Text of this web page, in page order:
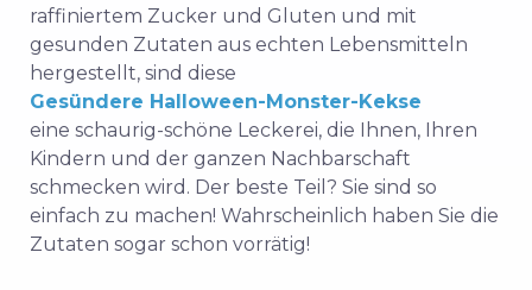
raffiniertem Zucker und Gluten und mit
gesunden Zutaten aus echten Lebensmitteln
hergestellt, sind diese
Gesündere Halloween-Monster-Kekse
eine schaurig-schöne Leckerei, die Ihnen, Ihren
Kindern und der ganzen Nachbarschaft
schmecken wird. Der beste Teil? Sie sind so
einfach zu machen! Wahrscheinlich haben Sie die
Zutaten sogar schon vorrätig!